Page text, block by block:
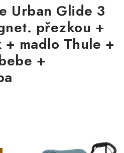
Urban Glide 3
přezkou +
madlo Thule +
+